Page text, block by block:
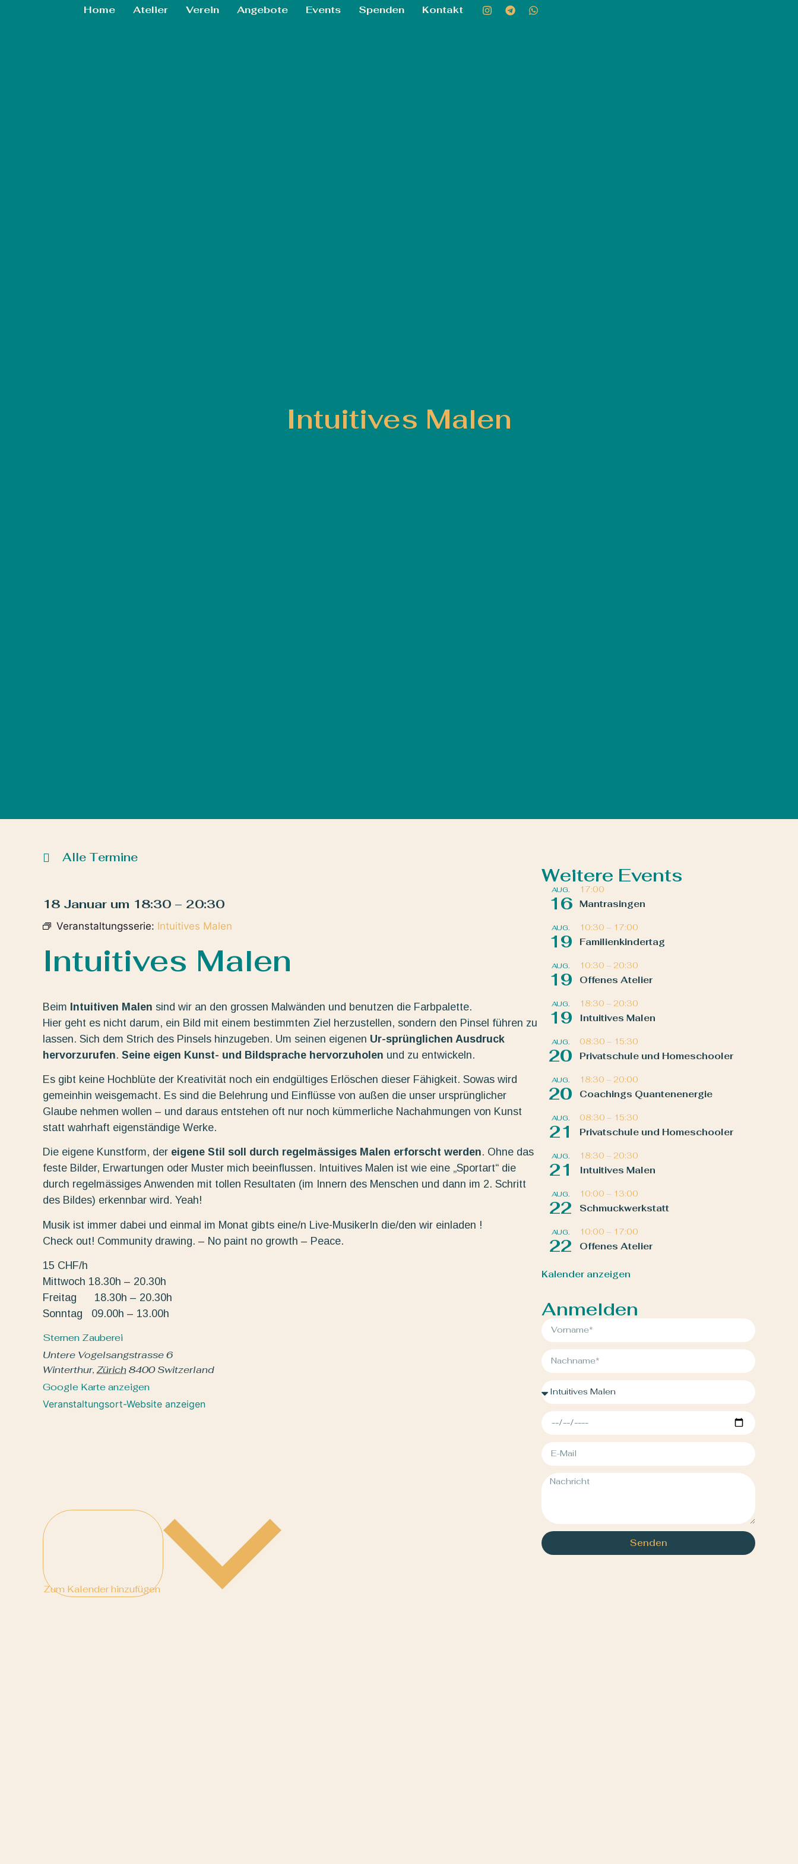
Home Atelier Verein Angebote Events Spenden Kontakt
Intuitives Malen
Alle Termine
18 Januar um 18:30 – 20:30
Veranstaltungsserie: Intuitives Malen
Intuitives Malen
Beim Intuitiven Malen sind wir an den grossen Malwänden und benutzen die Farbpalette.
Hier geht es nicht darum, ein Bild mit einem bestimmten Ziel herzustellen, sondern den Pinsel führen zu
lassen. Sich dem Strich des Pinsels hinzugeben. Um seinen eigenen Ur-sprünglichen Ausdruck
hervorzurufen. Seine eigen Kunst- und Bildsprache hervorzuholen und zu entwickeln.
Es gibt keine Hochblüte der Kreativität noch ein endgültiges Erlöschen dieser Fähigkeit. Sowas wird
gemeinhin weisgemacht. Es sind die Belehrung und Einflüsse von außen die unser ursprünglicher
Glaube nehmen wollen – und daraus entstehen oft nur noch kümmerliche Nachahmungen von Kunst
statt wahrhaft eigenständige Werke.
Die eigene Kunstform, der eigene Stil soll durch regelmässiges Malen erforscht werden. Ohne das
feste Bilder, Erwartungen oder Muster mich beeinflussen. Intuitives Malen ist wie eine „Sportart“ die
durch regelmässiges Anwenden mit tollen Resultaten (im Innern des Menschen und dann im 2. Schritt
des Bildes) erkennbar wird. Yeah!
Musik ist immer dabei und einmal im Monat gibts eine/n Live-MusikerIn die/den wir einladen !
Check out! Community drawing. – No paint no growth – Peace.
15 CHF/h
Mittwoch 18.30h – 20.30h
Freitag 18.30h – 20.30h
Sonntag 09.00h – 13.00h
Sternen Zauberei
Untere Vogelsangstrasse 6
Winterthur, Zürich8400 Switzerland
Google Karte anzeigen
Veranstaltungsort-Website anzeigen
Zum Kalender hinzufügen
Weitere Events
AUG.
16
17:00
Mantrasingen
AUG.
19
10:30 – 17:00
Familienkindertag
AUG.
19
10:30 – 20:30
Offenes Atelier
AUG.
19
18:30 – 20:30
Intuitives Malen
AUG.
20
08:30 – 15:30
Privatschule und Homeschooler
AUG.
20
18:30 – 20:00
Coachings Quantenenergie
AUG.
21
08:30 – 15:30
Privatschule und Homeschooler
AUG.
21
18:30 – 20:30
Intuitives Malen
AUG.
22
10:00 – 13:00
Schmuckwerkstatt
AUG.
22
10:00 – 17:00
Offenes Atelier
Kalender anzeigen
Anmelden
Senden